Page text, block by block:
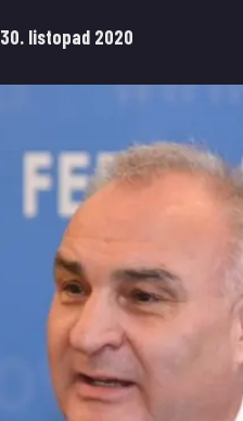
30. listopad 2020